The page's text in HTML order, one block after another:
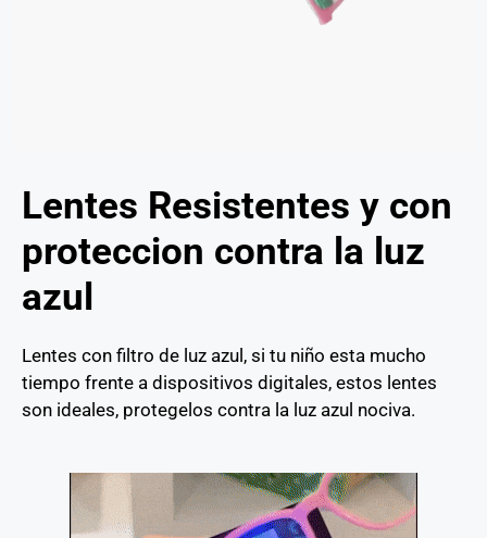
Lentes Resistentes y con
proteccion contra la luz
azul
Lentes con filtro de luz azul, si tu niño esta mucho
tiempo frente a dispositivos digitales, estos lentes
son ideales, protegelos contra la luz azul nociva.